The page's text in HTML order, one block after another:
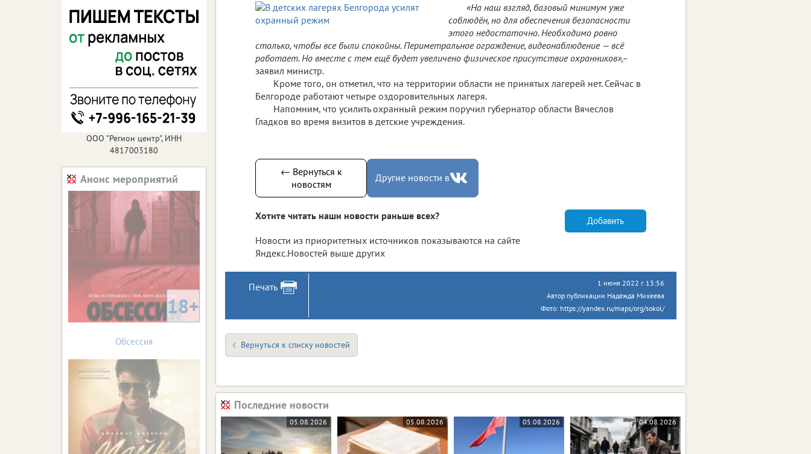
«На наш взгляд, базовый минимум уже
соблюдён, но для обеспечения безопасности
этого недостаточно. Необходимо ровно
столько, чтобы все были спокойны. Периметральное ограждение, видеонаблюдение — всё
работает. Но вместе с тем ещё будет увеличено физическое присутствие охранников»,–
заявил министр.
Кроме того, он отметил, что на территории области не принятых лагерей нет. Сейчас в
Белгороде работают четыре оздоровительных лагеря.
Напомним, что усилить охранный режим поручил губернатор области Вячеслов
Гладков во время визитов в детские учреждения.
← Вернуться к
новостям
Другие новости в
Хотите читать наши новости раньше всех?
Новости из приоритетных источников показываются на сайте
Яндекс.Новостей выше других
Добавить
Печать
1 июня 2022 г. 13:56
Автор публикации Надежда Михеева
Фото: https://yandex.ru/maps/org/sokol/
Вернуться к списку новостей
Последние новости
05.08.2026 05.08.2026 05.08.2026 04.08.2026
ООО "Регион центр", ИНН
4817003180
Анонс мероприятий
18+
Обсессия